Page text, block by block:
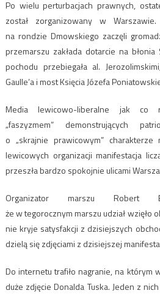
Po wielu perturbacjach prawnych,
został zorganizowany w
na rondzie Dmowskiego zaczęli
przemarszu zakłada dotarcie na
pochodu przebiegała al.
Gaulle’a i most Księcia Józefa
Media lewicowo-liberalne jak co
„faszyzmem” demonstrujących
o „skrajnie prawicowym” charakterze
lewicowych organizacji manifestacja
przeszła bardzo spokojnie ulicami
Organizator marszu Robert
że w tegorocznym marszu udział wzięło
nie kryje satysfakcji z dzisiejszych
dzielą się zdjęciami z dzisiejszej
Do internetu trafiło nagranie, na którym
duże zdjęcie Donalda Tuska. Jeden z